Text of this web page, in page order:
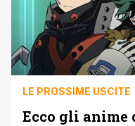
LE PROSSIME USCITE
Ecco gli anime